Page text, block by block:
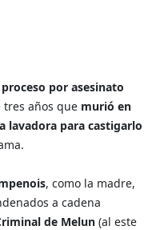
proceso por asesinato
años que murió en
lavadora para castigarlo
, como la madre,
a cadena
de Melun(al este